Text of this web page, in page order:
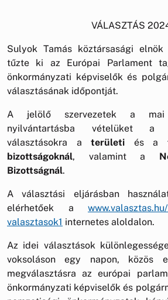
VÁLASZTÁS
Sulyok Tamás köztársasági
tűzte ki az Európai Parlament
önkormányzati képviselők és
választásának időpontját.
A jelölő szervezetek a mai
nyilvántartásba vételüket a
választásokra a területi és a
bizottságoknál, valamint a
Bizottságnál.
A választási eljárásban
elérhetőek a
valasztasok1 internetes aloldalon.
Az idei választások
voksoláson egy napon, közös
megválasztásra az európai
önkormányzati képviselők és